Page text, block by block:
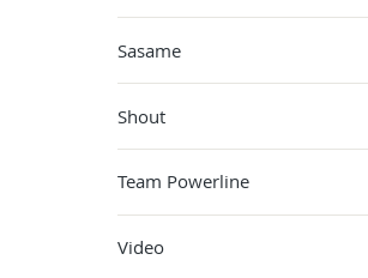
Sasame
Shout
Team Powerline
Video